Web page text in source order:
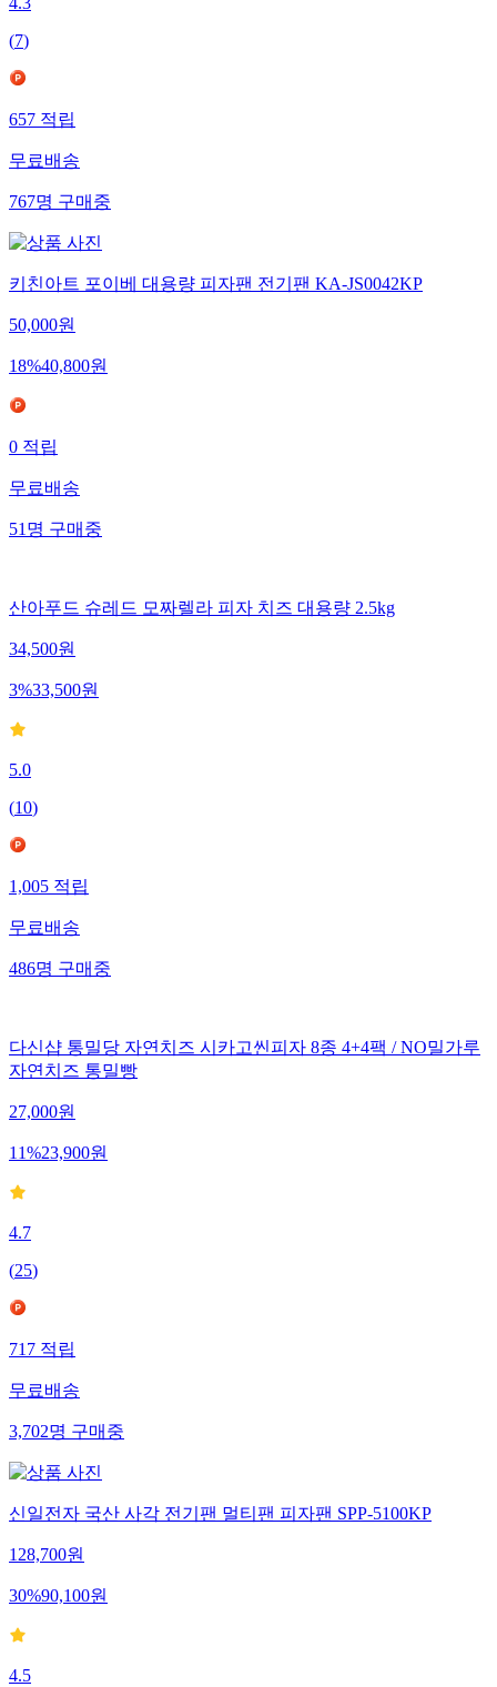
(7)
657 적립
무료배송
767명 구매중
키친아트 포이베 대용량 피자팬 전기팬 KA-JS0042KP
50,000원
18%40,800원
0 적립
무료배송
51 명 구매중
산아푸드 슈레드 모짜렐라 피자 치즈 대용량 2.5kg
34,500원
3%33,500원
5.0
(10)
1,005 적립
무료배송
486명 구매중
다신샵 통밀당 자연치즈 시카고씬피자 8종 4+4팩 / NO밀가루
자연치즈 통밀빵
27,000원
11%23,900원
4.7
(25)
717 적립
무료배송
3,702명 구매중
신일전자 국산 사각 전기팬 멀티팬 피자팬 SPP-5100KP
128,700원
30%90,100원
4.5